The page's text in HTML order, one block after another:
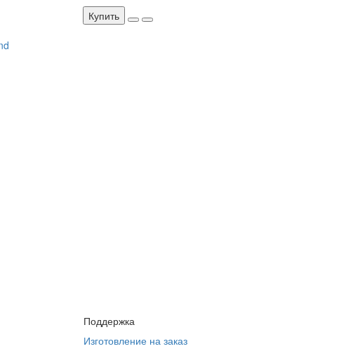
Купить
Поддержка
Изготовление на заказ